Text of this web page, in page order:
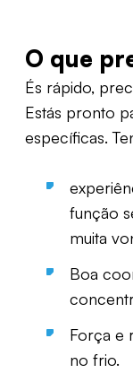
O que
És rápido,
Estás pronto
específicas.
função
muita
Boa
Força e
no frio.